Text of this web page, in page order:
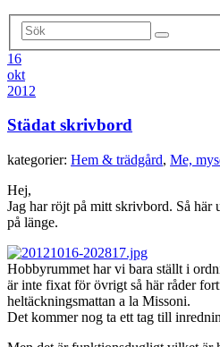
16
okt
2012
Städat skrivbord
kategorier: Hem & trädgård, Me,
Hej,
Jag har röjt på mitt skrivbord. Så här
på länge.
Hobbyrummet har vi bara ställt i
är inte fixat för övrigt så här råder
heltäckningsmattan a la Missoni.
Det kommer nog ta ett tag till